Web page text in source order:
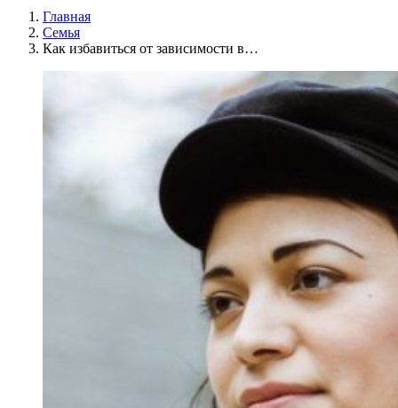
Главная
Семья
Как избавиться от зависимости в…